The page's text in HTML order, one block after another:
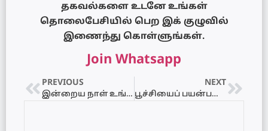
தகவல்களை உடனே உங்கள்
தொலைபேசியில் பெற இக் குழுவில்
இணைந்து கொள்ளுங்கள்.
Join Whatsapp
PREVIOUS
இன்றைய நாள் உங்களுக்கு எப்படி? 09.06.2021 – புதன்கிழமை
NEXT
பூச்சியைப் பயன்படுத்தி சொக்லேட் தயாரிப்பு..!